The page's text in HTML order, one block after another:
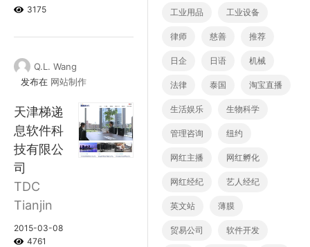
3175
Q.L. Wang
发布在 网站制作
天津梯递
息软件科
技有限公
司
TDC
Tianjin
2015-03-08
4761
工业用品 工业设备
律师 慈善 推荐
日企 日语 机械
法律 泰国 淘宝直播
生活娱乐 生物科学
管理咨询 纽约
网红主播 网红孵化
网红经纪 艺人经纪
英文站 薄膜
贸易公司 软件开发